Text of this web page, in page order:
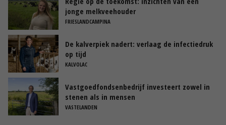
jonge melkveehouder
FRIESLANDCAMPINA
De kalverpiek nadert: verlaag de infectiedruk
op tijd
KALVOLAC
Vastgoedfondsenbedrijf investeert zowel in
stenen als in mensen
VASTELANDEN